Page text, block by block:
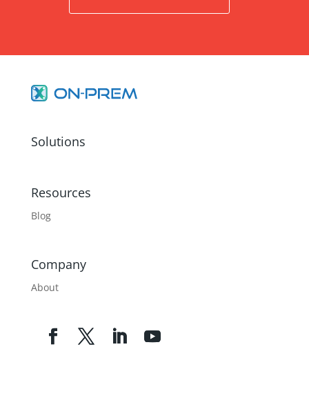
Solutions
Resources
Blog
Company
About